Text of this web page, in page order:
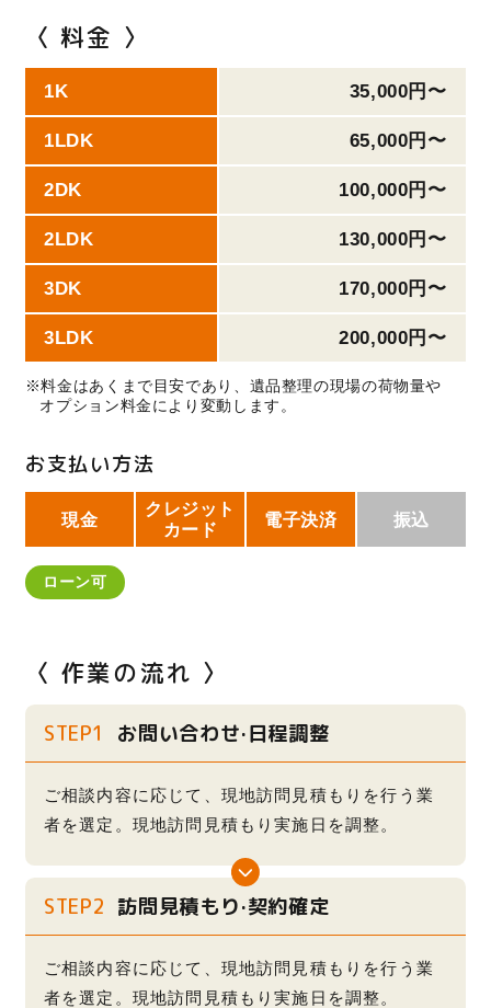
〈 料金 〉
1K 35,000円〜
1LDK 65,000円〜
2DK 100,000円〜
2LDK 130,000円〜
3DK 170,000円〜
3LDK 200,000円〜
※料金はあくまで目安であり、遺品整理の現場の荷物量や
オプション料金により変動します。
お支払い方法
現金
クレジット
カード
電子決済 振込
ローン可
〈 作業の流れ 〉
STEP1 お問い合わせ·日程調整
ご相談内容に応じて、現地訪問見積もりを行う業
者を選定。現地訪問見積もり実施日を調整。
STEP2 訪問見積もり·契約確定
ご相談内容に応じて、現地訪問見積もりを行う業
者を選定。現地訪問見積もり実施日を調整。